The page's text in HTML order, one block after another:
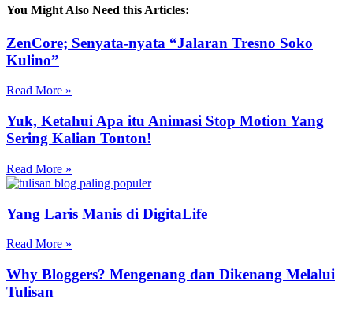
You Might Also Need this Articles:
ZenCore; Senyata-nyata “Jalaran Tresno Soko
Kulino”
Read More »
Yuk, Ketahui Apa itu Animasi Stop Motion Yang
Sering Kalian Tonton!
Read More »
Yang Laris Manis di DigitaLife
Read More »
Why Bloggers? Mengenang dan Dikenang Melalui
Tulisan